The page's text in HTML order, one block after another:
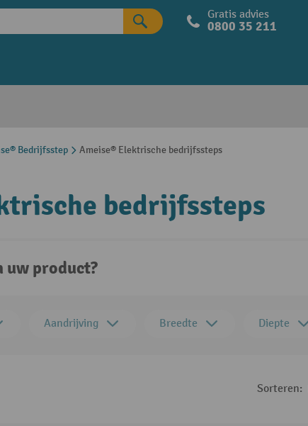
Gratis advies
0800 35 211
Bedrijfsstep Ameise® Elektrische bedrijfssteps
bedrijfssteps
uw product?
Aandrijving Breedte Diepte
Sorteren: